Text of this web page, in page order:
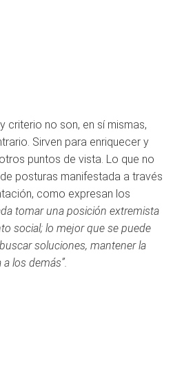
criterio no son, en sí mismas,
Sirven para enriquecer y
puntos de vista. Lo que no
posturas manifestada a través
como expresan los
tomar una posición extremista
social; lo mejor que se puede
soluciones, mantener la
los demás”.